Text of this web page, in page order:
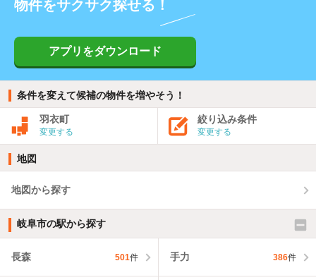
物件をサクサク探せる！
アプリをダウンロード
条件を変えて候補の物件を増やそう！
羽衣町
変更する
絞り込み条件
変更する
地図
地図から探す
岐阜市の駅から探す
長森 501件 手力 386件